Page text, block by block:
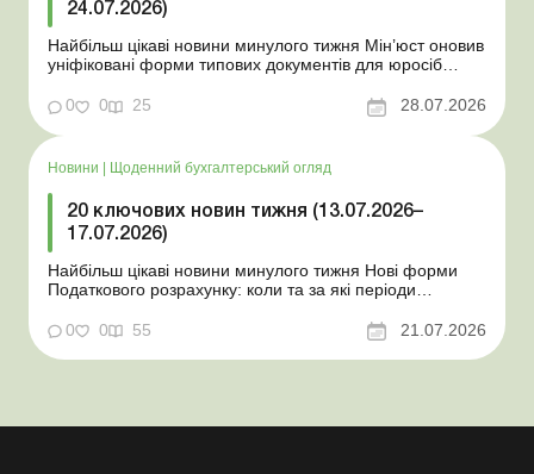
24.07.2026)
Найбільш цікаві новини минулого тижня Мін’юст оновив
уніфіковані форми типових документів для юросіб
координаційного центру з організації бронювання У
працівника виявлено статус «у розшуку»: що потрібно
0 0 25 28.07.2026
Новини | Щоденний бухгалтерський огляд
20 ключових новин тижня (13.07.2026–
17.07.2026)
Найбільш цікаві новини минулого тижня Нові форми
Податкового розрахунку: коли та за які періоди
відстрочки від призову під час мобілізації удосконалено
Кабмін утворив Координаційний центр з організації
бронювання військовозобов’язаних Верховна ...
0 0 55 21.07.2026